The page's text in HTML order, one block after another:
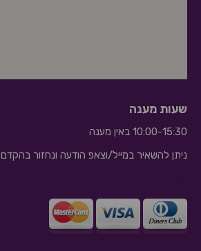
שעות מענה
10:00-15:30 באין מענה
ניתן להשאיר במייל/וצאפ הודעה ונחזור בהקדם